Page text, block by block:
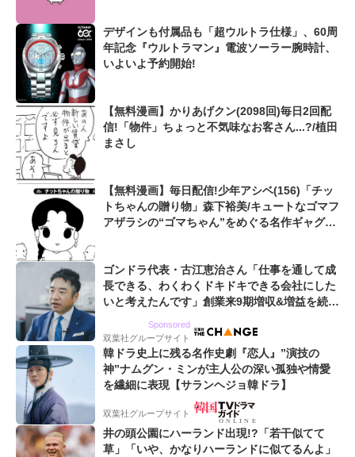
デザインも付属品も「超ウルトラ仕様」、60周
年記念『ウルトラマン』電波ソーラー腕時計、
いよいよ予約開始!
【無料漫画】かりあげクン(2098回)毎日2回配
信!「物件」ちょっと不気味なお客さん...?/植田
まさし
【無料漫画】毎日配信!少年アシベ(156)「チッ
トちゃんの贈り物」森下裕美/キュートなゴマフ
アザラシの“ゴマちゃん”をめぐる名作ギャグ4
ゴンドラ代表・古江恵治さん「仕事を通して成
長できる、わくわくドキドキできる会社にした
いと考えたんです」創業来9期増収&増益を続け
Sponsored
双葉社グループサイト
韓ドラ史上に残る名作史劇『恋人』”演技の
神”ナムグン・ミンが主人公の深い孤独や情愛
を繊細に表現【サランヘジョ韓ドラ】
双葉社グループサイト
井の頭公園にハーランド出現!?「若干似てて
草」「いや、かなりハーランドに似てるんよ」